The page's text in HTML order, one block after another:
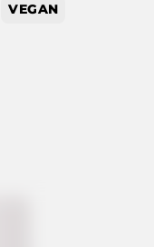
VEGAN